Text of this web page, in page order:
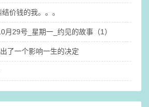
价钱的我。。。
29号_星期一_约见的故事（1）
了一个影响一生的决定